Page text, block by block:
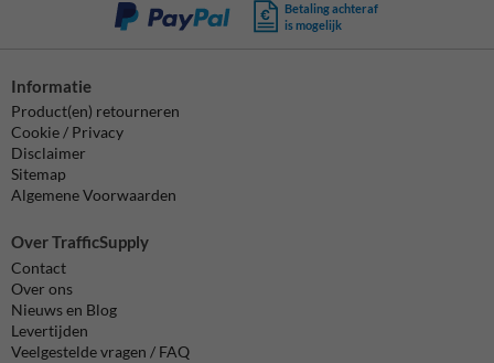
Betaling achteraf
is mogelijk
Informatie
Product(en) retourneren
Cookie / Privacy
Disclaimer
Sitemap
Algemene Voorwaarden
Over TrafficSupply
Contact
Over ons
Nieuws en Blog
Levertijden
Veelgestelde vragen / FAQ